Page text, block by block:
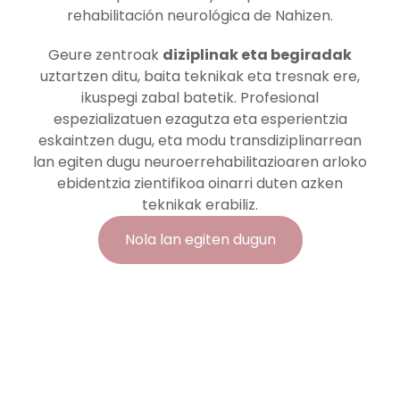
Geure zentroak diziplinak eta begiradak
uztartzen ditu, baita teknikak eta tresnak ere,
ikuspegi zabal batetik. Profesional
espezializatuen ezagutza eta esperientzia
eskaintzen dugu, eta modu transdiziplinarrean
lan egiten dugu neuroerrehabilitazioaren arloko
ebidentzia zientifikoa oinarri duten azken
teknikak erabiliz.
Nola lan egiten dugun